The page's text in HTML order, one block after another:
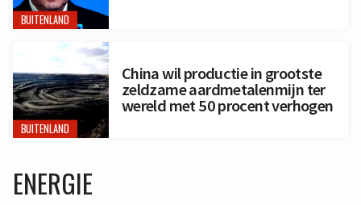
BUITENLAND
BUITENLAND
China wil productie in grootste
zeldzame aardmetalenmijn ter
wereld met 50 procent verhogen
ENERGIE